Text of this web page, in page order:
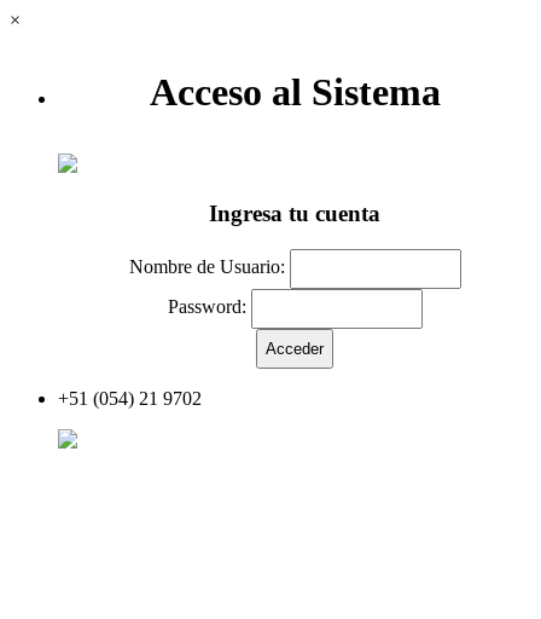
×
Acceso al Sistema
Ingresa tu cuenta
Nombre de Usuario:
Password:
+51 (054) 21 9702